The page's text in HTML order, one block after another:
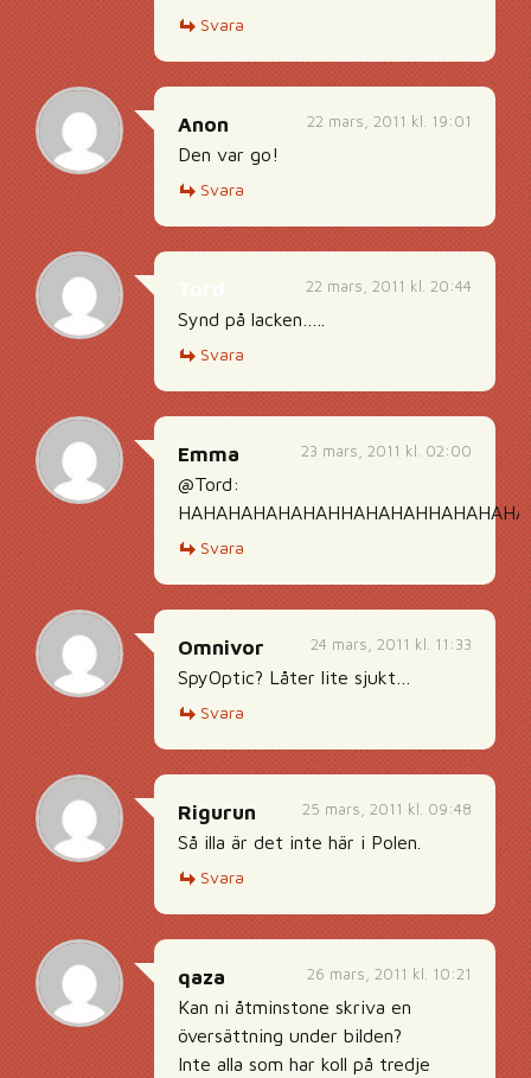
Svara
22 mars, 2011 kl. 19:01
Anon
Den var go!
Svara
22 mars, 2011 kl. 20:44
Synd på lacken…..
Svara
23 mars, 2011 kl. 02:00
Emma
@Tord:
Svara
24 mars, 2011 kl. 11:33
Omnivor
SpyOptic? Låter lite sjukt…
Svara
25 mars, 2011 kl. 09:48
Rigurun
Så illa är det inte här i Polen.
Svara
26 mars, 2011 kl. 10:21
qaza
Kan ni åtminstone skriva en
översättning under bilden?
Inte alla som har koll på tredje